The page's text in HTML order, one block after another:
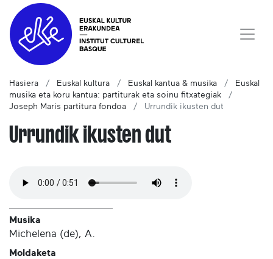
Hasiera Euskal kultura Euskal kantua & musika
Euskal
musika eta koru kantua: partiturak eta soinu fitxategiak
Joseph Maris partitura fondoa
Urrundik ikusten dut
Urrundik ikusten dut
Musika
Michelena (de), A.
Moldaketa